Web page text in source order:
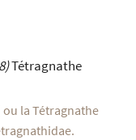
Tétragnathe
la Tétragnathe